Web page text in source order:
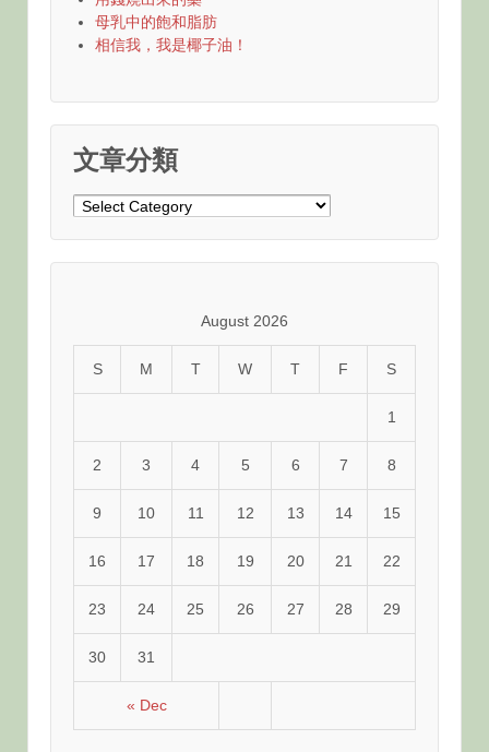
母乳中的飽和脂肪
相信我，我是椰子油！
文章分類
文
August 2026
S M T W T F S
« Dec
1
2 3 4 5 6 7 8
9 10 11 12 13 14 15
16 17 18 19 20 21 22
23 24 25 26 27 28 29
30 31